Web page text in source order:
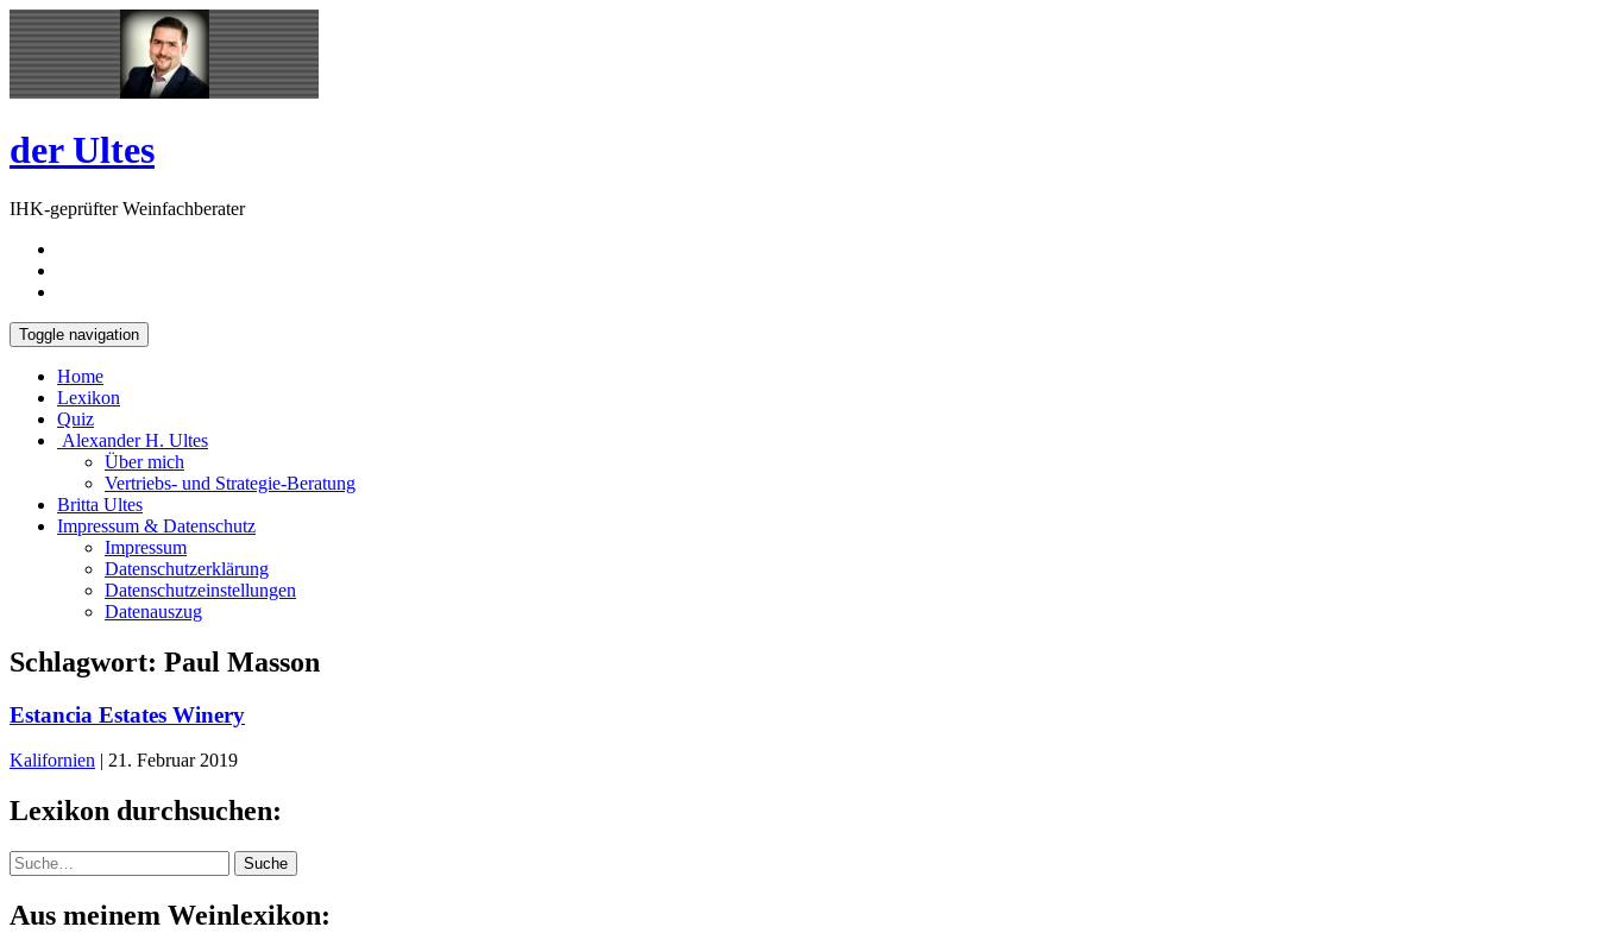
Skip
to
content
Open
Sidebar
der Ultes
IHK-geprüfter Weinfachberater
Toggle navigation
Home
Lexikon
Quiz
Alexander H. Ultes
Über mich
Vertriebs- und Strategie-Beratung
Britta Ultes
Impressum & Datenschutz
Impressum
Datenschutzerklärung
Datenschutzeinstellungen
Datenauszug
Schlagwort: Paul Masson
Estancia Estates Winery
Kalifornien | 21. Februar 2019
Lexikon durchsuchen:
Suche Suche
Aus meinem Weinlexikon: